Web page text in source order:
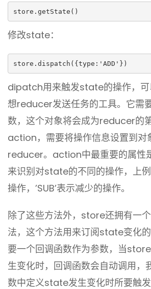
store.getState()
修改state：
store.dispatch({type:'ADD'})
dipatch用来触发state的操作，可
想reducer发送任务的工具。它需
数，这个对象将会成为reducer的
action，需要将操作信息设置到对
reducer。action中最重要的属性
来识别对state的不同的操作，上例
操作，’SUB’表示减少的操作。
除了这些方法外，store还拥有一
法，这个方法用来订阅state变化
要一个回调函数作为参数，当
生变化时，回调函数会自动调用，
数中定义state发生变化时所要触发